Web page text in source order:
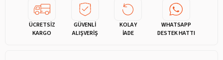
ÜCRETSİZ
KARGO
GÜVENLİ
ALIŞVERİŞ
KOLAY
İADE
WHATSAPP
DESTEK HATTI